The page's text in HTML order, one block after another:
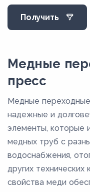
27,4
28
53,6
54
64
Получить
Медные
пресс
Медные
надежные и
элементы, которые
медных труб с
водоснабжения,
других технических
свойства меди